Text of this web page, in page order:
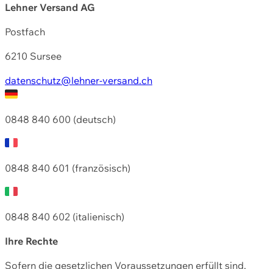
Lehner Versand AG
Postfach
6210 Sursee
datenschutz@lehner-versand.ch
0848 840 600 (deutsch)
0848 840 601 (französisch)
0848 840 602 (italienisch)
Ihre Rechte
Sofern die gesetzlichen Voraussetzungen erfüllt sind,